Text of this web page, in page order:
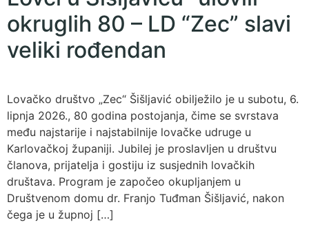
okruglih 80 – LD “Zec” slavi
veliki rođendan
Lovačko društvo „Zec“ Šišljavić obilježilo je u subotu, 6.
lipnja 2026., 80 godina postojanja, čime se svrstava
među najstarije i najstabilnije lovačke udruge u
Karlovačkoj županiji. Jubilej je proslavljen u društvu
članova, prijatelja i gostiju iz susjednih lovačkih
društava. Program je započeo okupljanjem u
Društvenom domu dr. Franjo Tuđman Šišljavić, nakon
čega je u župnoj […]